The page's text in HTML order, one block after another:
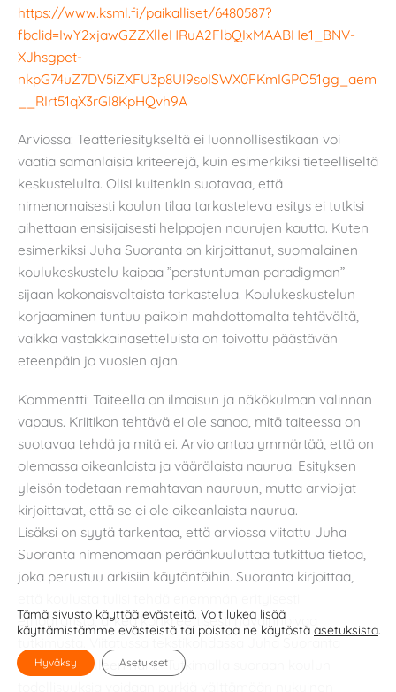
https://www.ksml.fi/paikalliset/6480587?
fbclid=IwY2xjawGZZXlleHRuA2FlbQIxMAABHe1_BNV-
XJhsgpet-
nkpG74uZ7DV5iZXFU3p8UI9soISWX0FKmIGPO51gg_aem
__RIrt51qX3rGI8KpHQvh9A
Arviossa: Teatteriesitykseltä ei luonnollisestikaan voi
vaatia samanlaisia kriteerejä, kuin esimerkiksi tieteelliseltä
keskustelulta. Olisi kuitenkin suotavaa, että
nimenomaisesti koulun tilaa tarkasteleva esitys ei tutkisi
aihettaan ensisijaisesti helppojen naurujen kautta. Kuten
esimerkiksi Juha Suoranta on kirjoittanut, suomalainen
koulukeskustelu kaipaa ”perstuntuman paradigman”
sijaan kokonaisvaltaista tarkastelua. Koulukeskustelun
korjaaminen tuntuu paikoin mahdottomalta tehtävältä,
vaikka vastakkainasetteluista on toivottu päästävän
eteenpäin jo vuosien ajan.
Kommentti: Taiteella on ilmaisun ja näkökulman valinnan
vapaus. Kriitikon tehtävä ei ole sanoa, mitä taiteessa on
suotavaa tehdä ja mitä ei. Arvio antaa ymmärtää, että on
olemassa oikeanlaista ja väärälaista naurua. Esityksen
yleisön todetaan remahtavan nauruun, mutta arvioijat
kirjoittavat, että se ei ole oikeanlaista naurua.
Lisäksi on syytä tarkentaa, että arviossa viitattu Juha
Suoranta nimenomaan peräänkuuluttaa tutkittua tietoa,
joka perustuu arkisiin käytäntöihin. Suoranta kirjoittaa,
etnografista, arkea konkreettisesti havainnoivaa
tutkimusta. Viitatussa tekstikohdassa Juha Suoranta
toteaa tarkalleen näin: “Tutkimalla suoraan koulun
Tämä sivusto käyttää evästeitä. Voit lukea lisää
käyttämistämme evästeistä tai poistaa ne käytöstä asetuksista.
Hyväksy Asetukset